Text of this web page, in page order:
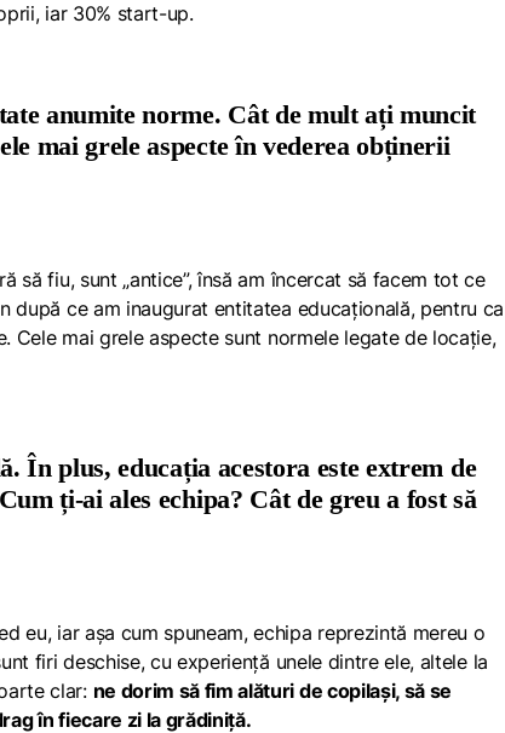
iar 30% start-up.
anumite norme. Cât de mult ați muncit
mai grele aspecte în vederea obținerii
să fiu, sunt „antice”, însă am încercat să facem tot ce
după ce am inaugurat entitatea educațională, pentru ca
mai grele aspecte sunt normele legate de locație,
În plus, educația acestora este extrem de
ți-ai ales echipa? Cât de greu a fost să
eu, iar așa cum spuneam, echipa reprezintă mereu o
firi deschise, cu experiență unele dintre ele, altele la
clar: ne dorim să fim alături de copilași, să se
în fiecare zi la grădiniță.